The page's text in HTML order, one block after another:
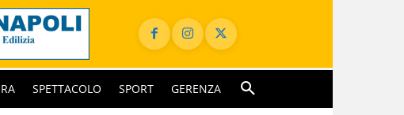
SPETTACOLO SPORT GERENZA